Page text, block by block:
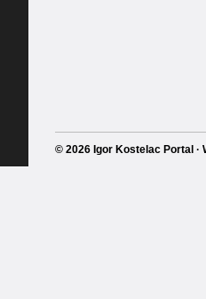
© 2026 Igor Kostelac Portal